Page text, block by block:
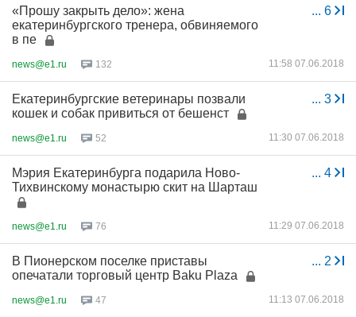
... 6
«Прошу закрыть дело»: жена
екатеринбургского тренера, обвиняемого
в пе
news@e1.ru 132 11:58 07.06.2018
... 3
Екатеринбургские ветеринары позвали
кошек и собак привиться от бешенст
news@e1.ru 52 11:30 07.06.2018
... 4
Мэрия Екатеринбурга подарила Ново-
Тихвинскому монастырю скит на Шарташ
news@e1.ru 76 11:29 07.06.2018
... 2
В Пионерском поселке приставы
опечатали торговый центр Baku Plaza
news@e1.ru 47 11:13 07.06.2018